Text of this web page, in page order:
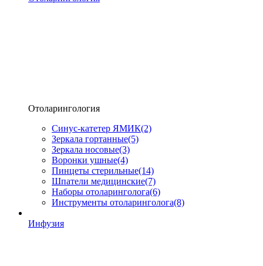
Отоларингология
Синус-катетер ЯМИК(2)
Зеркала гортанные(5)
Зеркала носовые(3)
Воронки ушные(4)
Пинцеты стерильные(14)
Шпатели медицинские(7)
Наборы отоларинголога(6)
Инструменты отоларинголога(8)
Инфузия